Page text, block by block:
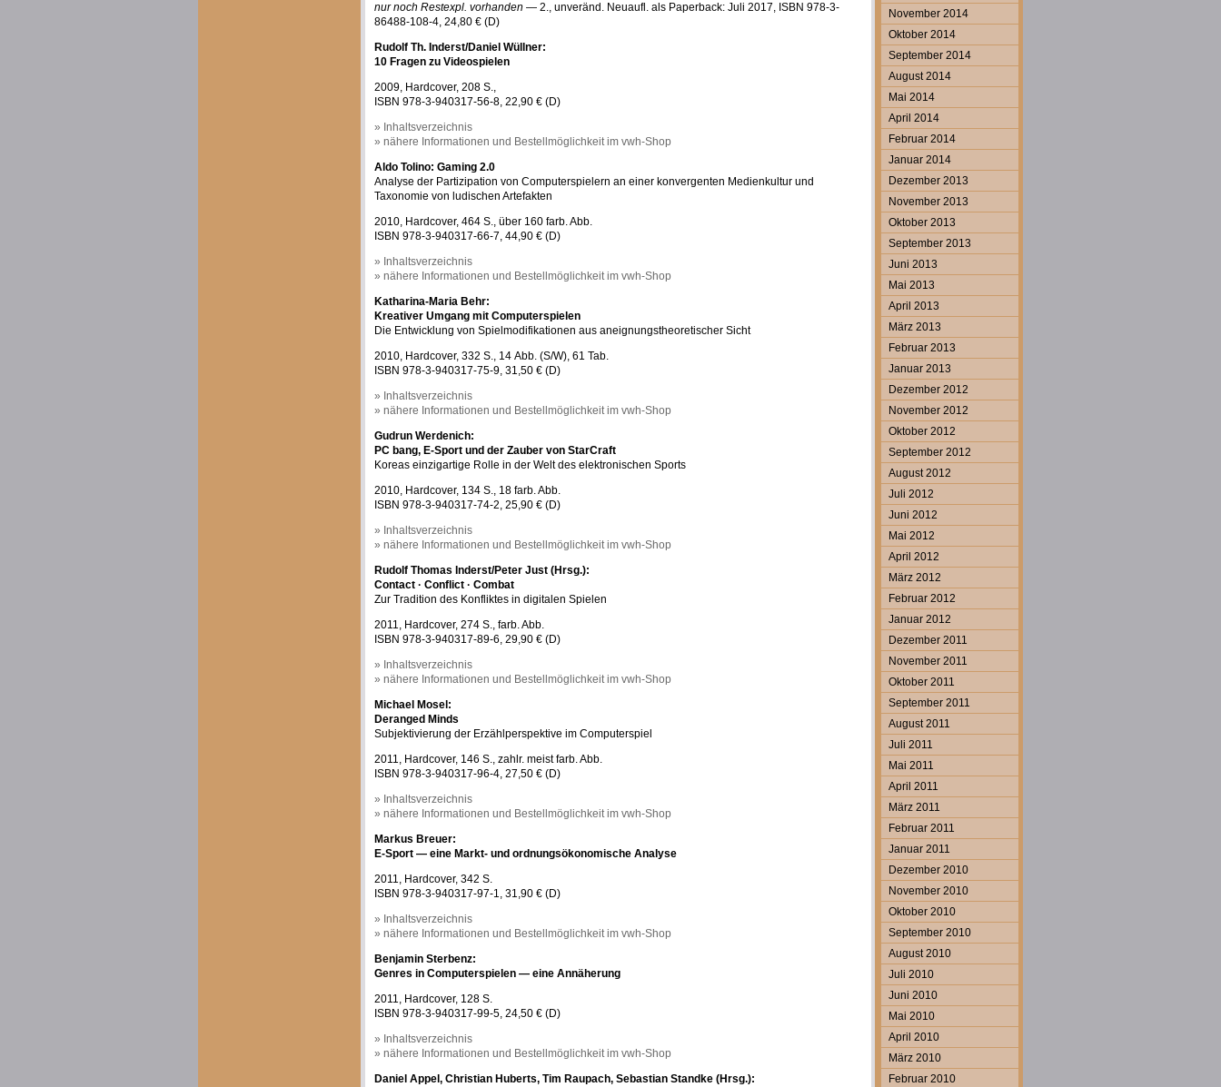
nur noch Restexpl. vorhanden — 2., unveränd. Neuaufl. als Paperback: Juli 2017, ISBN 978-3-
86488-108-4, 24,80 € (D)
Rudolf Th. Inderst/Daniel Wüllner:
10 Fragen zu Videospielen
2009, Hardcover, 208 S.,
ISBN 978-3-940317-56-8, 22,90 € (D)
» Inhaltsverzeichnis
» nähere Informationen und Bestellmöglichkeit im vwh-Shop
Aldo Tolino: Gaming 2.0
Analyse der Partizipation von Computerspielern an einer konvergenten Medienkultur und
Taxonomie von ludischen Artefakten
2010, Hardcover, 464 S., über 160 farb. Abb.
ISBN 978-3-940317-66-7, 44,90 € (D)
» Inhaltsverzeichnis
» nähere Informationen und Bestellmöglichkeit im vwh-Shop
Katharina-Maria Behr:
Kreativer Umgang mit Computerspielen
Die Entwicklung von Spielmodifikationen aus aneignungstheoretischer Sicht
2010, Hardcover, 332 S., 14 Abb. (S/W), 61 Tab.
ISBN 978-3-940317-75-9, 31,50 € (D)
» Inhaltsverzeichnis
» nähere Informationen und Bestellmöglichkeit im vwh-Shop
Gudrun Werdenich:
PC bang, E-Sport und der Zauber von StarCraft
Koreas einzigartige Rolle in der Welt des elektronischen Sports
2010, Hardcover, 134 S., 18 farb. Abb.
ISBN 978-3-940317-74-2, 25,90 € (D)
» Inhaltsverzeichnis
» nähere Informationen und Bestellmöglichkeit im vwh-Shop
Rudolf Thomas Inderst/Peter Just (Hrsg.):
Contact · Conflict · Combat
Zur Tradition des Konfliktes in digitalen Spielen
2011, Hardcover, 274 S., farb. Abb.
ISBN 978-3-940317-89-6, 29,90 € (D)
» Inhaltsverzeichnis
» nähere Informationen und Bestellmöglichkeit im vwh-Shop
Michael Mosel:
Deranged Minds
Subjektivierung der Erzählperspektive im Computerspiel
2011, Hardcover, 146 S., zahlr. meist farb. Abb.
ISBN 978-3-940317-96-4, 27,50 € (D)
» Inhaltsverzeichnis
» nähere Informationen und Bestellmöglichkeit im vwh-Shop
Markus Breuer:
E-Sport — eine Markt- und ordnungsökonomische Analyse
2011, Hardcover, 342 S.
ISBN 978-3-940317-97-1, 31,90 € (D)
» Inhaltsverzeichnis
» nähere Informationen und Bestellmöglichkeit im vwh-Shop
Benjamin Sterbenz:
Genres in Computerspielen — eine Annäherung
2011, Hardcover, 128 S.
ISBN 978-3-940317-99-5, 24,50 € (D)
» Inhaltsverzeichnis
» nähere Informationen und Bestellmöglichkeit im vwh-Shop
Daniel Appel, Christian Huberts, Tim Raupach, Sebastian Standke (Hrsg.):
November 2014
Oktober 2014
September 2014
August 2014
Mai 2014
April 2014
Februar 2014
Januar 2014
Dezember 2013
November 2013
Oktober 2013
September 2013
Juni 2013
Mai 2013
April 2013
März 2013
Februar 2013
Januar 2013
Dezember 2012
November 2012
Oktober 2012
September 2012
August 2012
Juli 2012
Juni 2012
Mai 2012
April 2012
März 2012
Februar 2012
Januar 2012
Dezember 2011
November 2011
Oktober 2011
September 2011
August 2011
Juli 2011
Mai 2011
April 2011
März 2011
Februar 2011
Januar 2011
Dezember 2010
November 2010
Oktober 2010
September 2010
August 2010
Juli 2010
Juni 2010
Mai 2010
April 2010
März 2010
Februar 2010